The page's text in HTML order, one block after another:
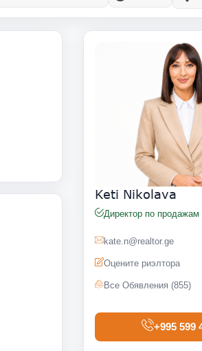
Keti Nikolava
Директор по продажам
kate.n@realtor.ge
Оцените риэлтора
Все Обявления (855)
+995 599